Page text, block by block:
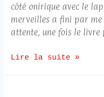
côté onirique avec le
merveilles a fini par
attente, une fois le livre
Lire la suite »